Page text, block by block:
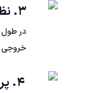
۳. نظارت بر پروژه
در طول
خروجی
۴. پرداخت امن